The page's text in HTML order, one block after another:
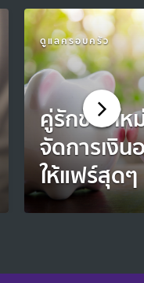
ดูแลครอบครัว
คู่รักข้าวใ
จัดการเงิน
ให้แฟร์สุดๆ